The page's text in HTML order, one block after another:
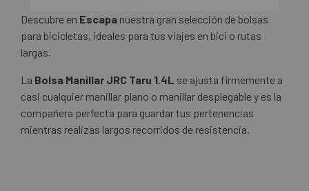
Descubre en Escapa nuestra gran selección de bolsas
para bicicletas, ideales para tus viajes en bici o rutas
largas.
La Bolsa Manillar JRC Taru 1.4L se ajusta firmemente a
casi cualquier manillar plano o manillar desplegable y es la
compañera perfecta para guardar tus pertenencias
mientras realizas largos recorridos de resistencia.